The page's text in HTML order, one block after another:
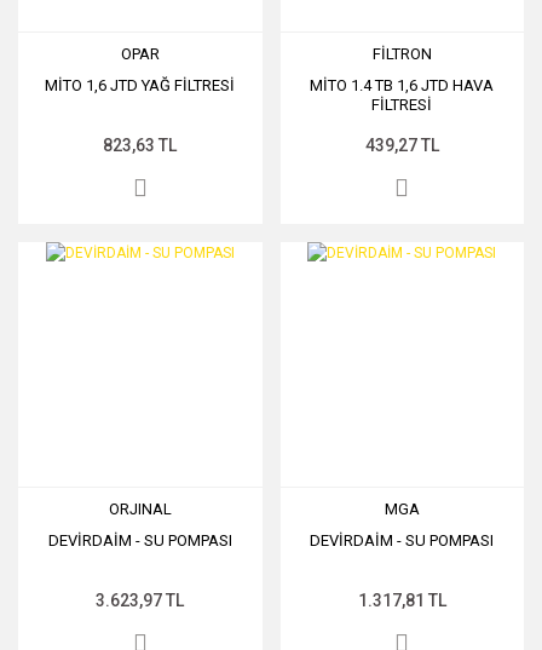
OPAR
MİTO 1,6 JTD YAĞ FİLTRESİ
823,63 TL
FİLTRON
MİTO 1.4 TB 1,6 JTD HAVA
FİLTRESİ
439,27 TL
ORJINAL
DEVİRDAİM - SU POMPASI
3.623,97 TL
MGA
DEVİRDAİM - SU POMPASI
1.317,81 TL